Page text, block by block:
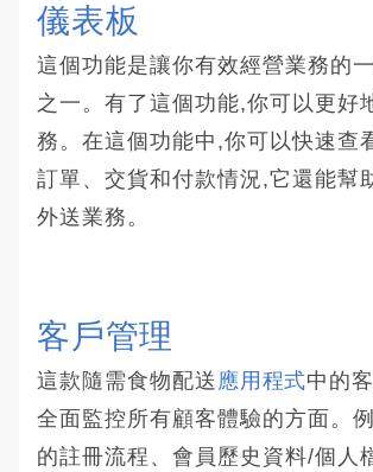
儀表板
這個功能是讓你有效經營業務的
之一。有了這個功能,你可以更好
務。在這個功能中,你可以快速查
訂單、交貨和付款情況,它還能幫
外送業務。
客戶管理
這款隨需食物配送 應用程式中的
全面監控所有顧客體驗的方面。
的註冊流程、會員歷史資料/個人